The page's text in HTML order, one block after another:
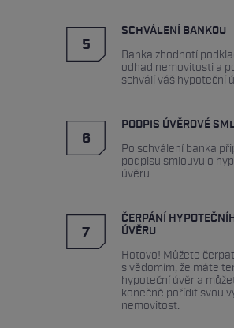
5. krok: Podpis
hypotečním úvěru
podepsat smlouvu o hypotečním
6. krok: Čerpání
Po podpisu smlouvy o hypotečním
naším hypotečním specialistou
podklady potřebné pro čerpání.
5
SCHVÁLENÍ BANKOU
Banka zhodnotí
odhad nemovitosti a
schválí váš hypoteční
6
PODPIS ÚVĚROVÉ
Po schválení banka
podpisu smlouvu o
úvěru.
7
ČERPÁNÍ
ÚVĚRU
Hotovo! Můžete
s vědomím, že máte
hypoteční úvěr a
konečně pořídit svou
nemovitost.